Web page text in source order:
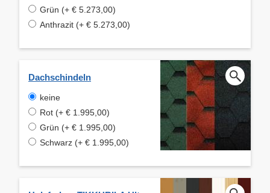
Grün (+ € 5.273,00)
Anthrazit (+ € 5.273,00)
Dachschindeln
keine
Rot (+ € 1.995,00)
Grün (+ € 1.995,00)
Schwarz (+ € 1.995,00)